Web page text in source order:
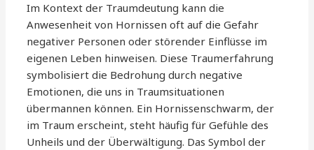
Im Kontext der Traumdeutung kann die
Anwesenheit von Hornissen oft auf die Gefahr
negativer Personen oder störender Einflüsse im
eigenen Leben hinweisen. Diese Traumerfahrung
symbolisiert die Bedrohung durch negative
Emotionen, die uns in Traumsituationen
übermannen können. Ein Hornissenschwarm, der
im Traum erscheint, steht häufig für Gefühle des
Unheils und der Überwältigung. Das Symbol der